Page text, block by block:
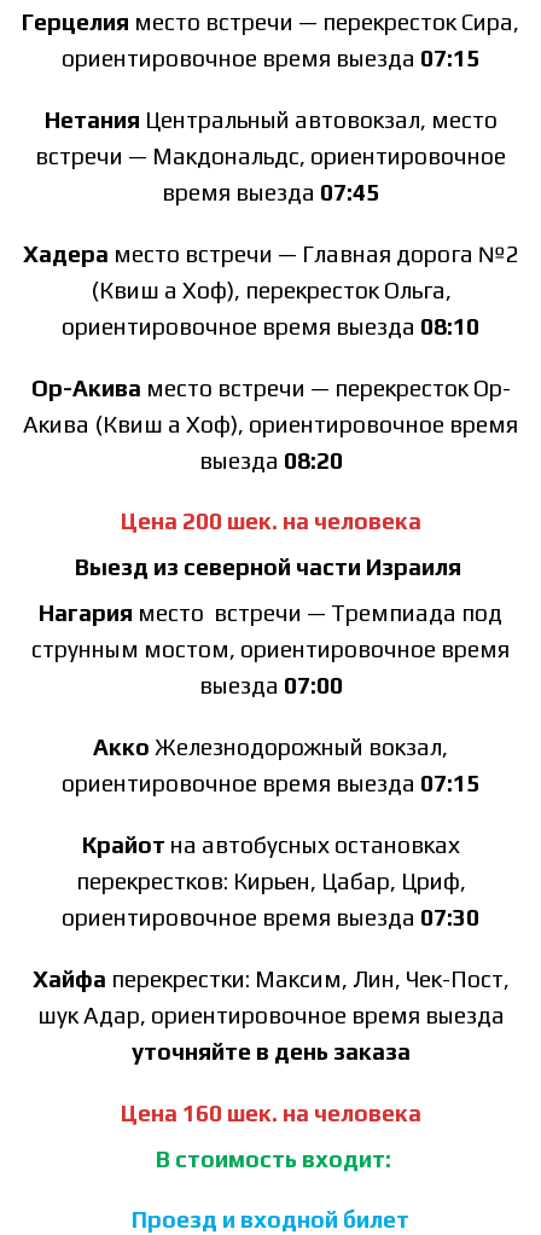
Герцелия место встречи — перекресток Сира,
ориентировочное время выезда 07:15
Нетания Центральный автовокзал, место
встречи — Макдональдс, ориентировочное
время выезда 07:45
Хадера место встречи — Главная дорога №2
(Квиш а Хоф), перекресток Ольга,
ориентировочное время выезда 08:10
Ор-Акива место встречи — перекресток Ор-
Акива (Квиш а Хоф), ориентировочное время
выезда 08:20
Цена 200 шек. на человека
Выезд из северной части Израиля
Нагария место встречи — Тремпиада под
струнным мостом, ориентировочное время
выезда 07:00
Акко Железнодорожный вокзал,
ориентировочное время выезда 07:15
Крайот на автобусных остановках
перекрестков: Кирьен, Цабар, Цриф,
ориентировочное время выезда 07:30
Хайфа перекрестки: Максим, Лин, Чек-Пост,
шук Адар, ориентировочное время выезда
уточняйте в день заказа
Цена 160 шек. на человека
В стоимость входит:
Проезд и входной билет